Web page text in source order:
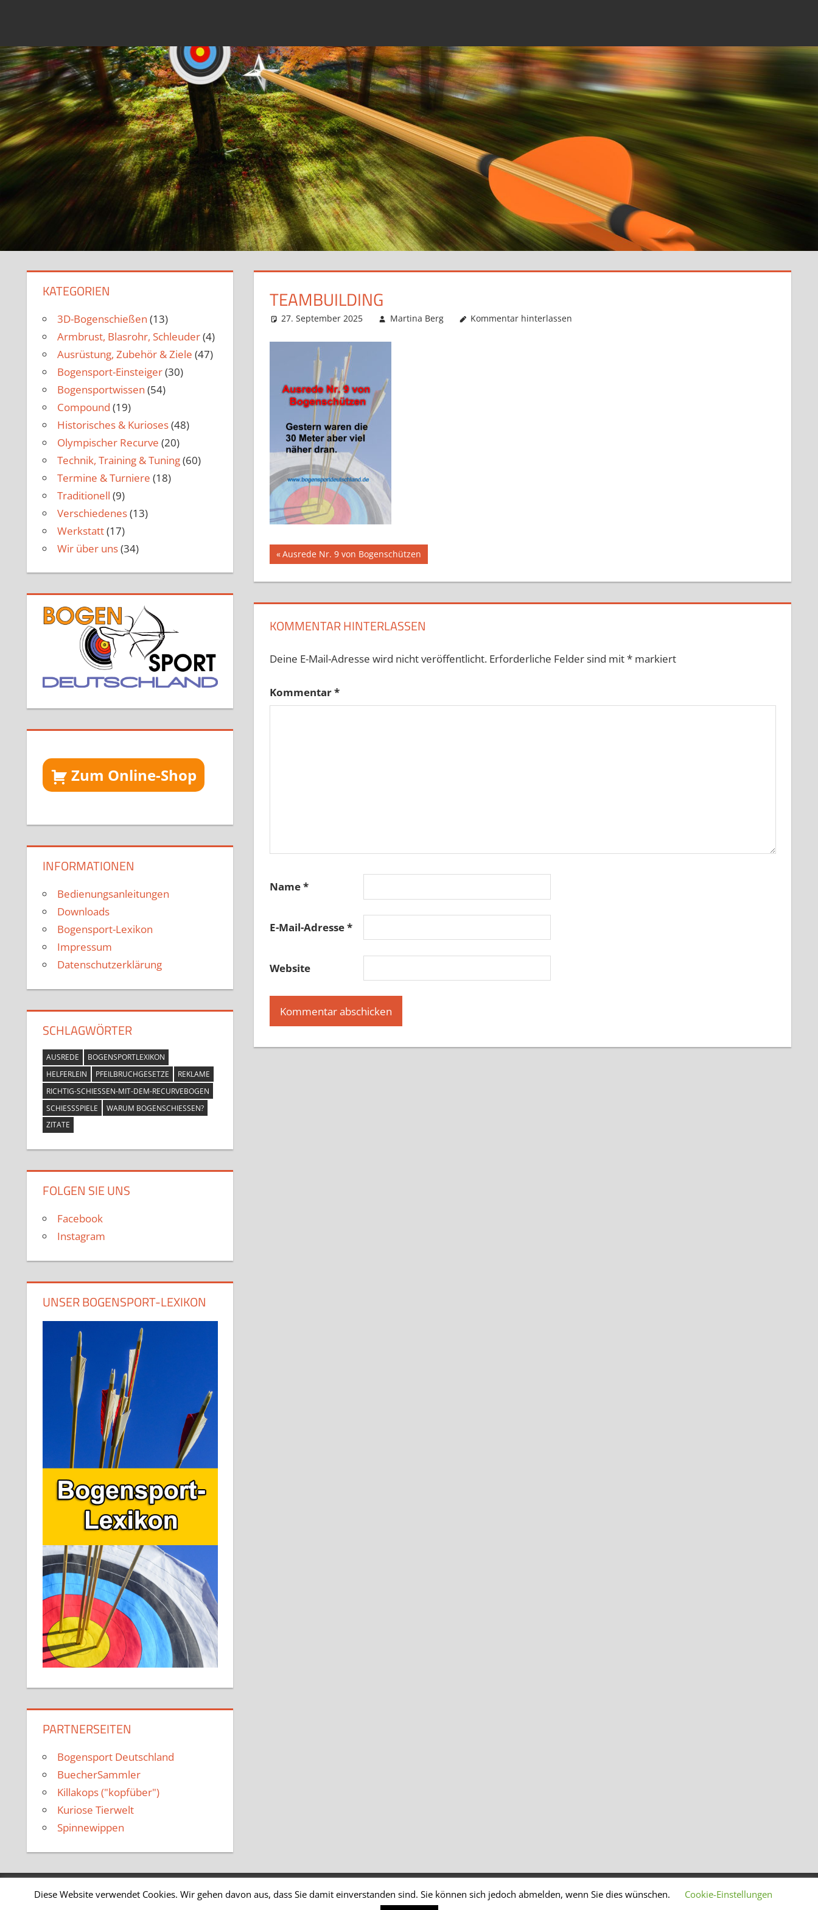
TEAMBUILDING
27. September 2025 Martina Berg Kommentar hinterlassen
Beitragsnavigation
Vorheriger
Ausrede Nr. 9 von Bogenschützen
KOMMENTAR HINTERLASSEN
Deine E-Mail-Adresse wird nicht veröffentlicht. Erforderliche Felder sind mit*markiert
Kommentar*
Name*
E-Mail-Adresse*
Website
KATEGORIEN
3D-Bogenschießen (13)
Armbrust, Blasrohr, Schleuder(4)
Ausrüstung, Zubehör & Ziele (47)
Bogensport-Einsteiger(30)
Bogensportwissen (54)
Compound (19)
Historisches & Kurioses(48)
Olympischer Recurve (20)
Technik, Training & Tuning(60)
Termine & Turniere (18)
Traditionell (9)
Verschiedenes(13)
Werkstatt(17)
Wir über uns(34)
Zum Online-Shop
INFORMATIONEN
Bedienungsanleitungen
Downloads
Bogensport-Lexikon
Impressum
Datenschutzerklärung
SCHLAGWÖRTER
AUSREDE
BOGENSPORTLEXIKON
HELFERLEIN
PFEILBRUCHGESETZE
REKLAME
RICHTIG-SCHIESSEN-MIT-DEM-RECURVEBOGEN
SCHIESSSPIELE
WARUM BOGENSCHIESSEN?
ZITATE
FOLGEN SIE UNS
Facebook
Instagram
UNSER BOGENSPORT-LEXIKON
PARTNERSEITEN
Bogensport Deutschland
BuecherSammler
Killakops ("kopfüber")
Kuriose Tierwelt
Spinnewippen
WordPress-Theme: Tortuga von ThemeZee.
Diese Website verwendet Cookies. Wir gehen davon aus, dass Sie damit einverstanden sind. Sie können sich jedoch abmelden, wenn Sie dies wünschen. Cookie-Einstellungen